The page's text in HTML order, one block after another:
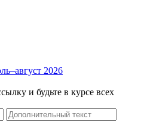
2026
и будьте в курсе всех